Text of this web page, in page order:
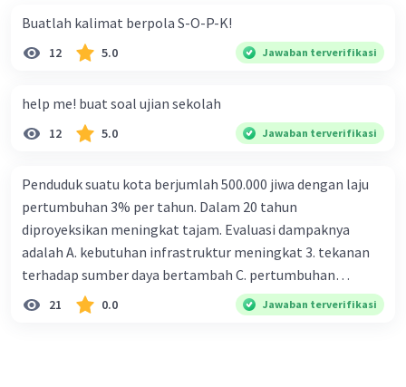
Buatlah kalimat berpola S-O-P-K!
12 5.0 Jawaban terverifikasi
help me! buat soal ujian sekolah
12 5.0 Jawaban terverifikasi
Penduduk suatu kota berjumlah 500.000 jiwa dengan laju
pertumbuhan 3% per tahun. Dalam 20 tahun
diproyeksikan meningkat tajam. Evaluasi dampaknya
adalah A. kebutuhan infrastruktur meningkat 3. tekanan
terhadap sumber daya bertambah C. pertumbuhan
eksponensial berdampak jangka panjang D. tidak
memengaruhi tata ruang E. proyeksi penduduk penting
21 0.0 Jawaban terverifikasi